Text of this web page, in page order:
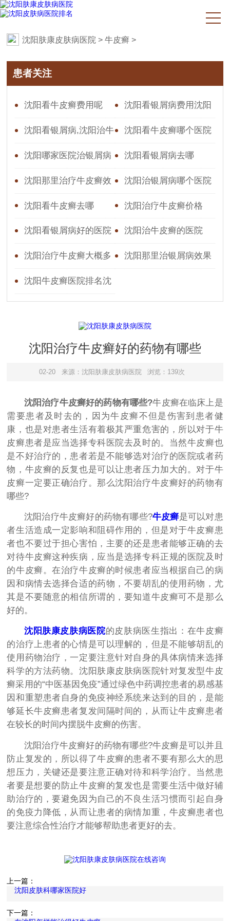
沈阳肤康皮肤病医院 >牛皮癣 >
患者关注
沈阳看牛皮癣费用呢 沈阳看银屑病费用沈阳
治牛皮癣的医院
沈阳看银屑病,沈阳治牛
皮癣好的皮肤科
沈阳看牛皮癣哪个医院
口碑好
沈阳哪家医院治银屑病
好沈阳银屑病医院那家好
沈阳看银屑病去哪
沈阳那里治疗牛皮癣效
果好沈阳那家皮肤科看牛
皮癣好
沈阳治银屑病哪个医院
好沈阳肤康皮肤病医院治
银屑病怎
沈阳看牛皮癣去哪 沈阳治疗牛皮癣价格
沈阳看银屑病好的医院 沈阳治牛皮癣的医院
沈阳治疗牛皮癣大概多
少钱沈阳哪家医院治疗银
屑病
沈阳那里治银屑病效果
好
沈阳牛皮癣医院排名沈
沈阳治疗牛皮癣好的药物有哪些
02-20 来源：沈阳肤康皮肤病医院 浏览：139次
沈阳治疗牛皮癣好的药物有哪些?牛皮癣在临床上是
需要患者及时去的，因为牛皮癣不但是伤害到患者健
康，也是对患者生活有着极其严重危害的，所以对于牛
皮癣患者是应当选择专科医院去及时的。当然牛皮癣也
是不好治疗的，患者若是不能够选对治疗的医院或者药
物，牛皮癣的反复也是可以让患者压力加大的。对于牛
皮癣一定要正确治疗。那么沈阳治疗牛皮癣好的药物有
哪些?
沈阳治疗牛皮癣好的药物有哪些?牛皮癣是可以对患
者生活造成一定影响和阻碍作用的，但是对于牛皮癣患
者也不要过于担心害怕，主要的还是患者能够正确的去
对待牛皮癣这种疾病，应当是选择专科正规的医院及时
的牛皮癣。在治疗牛皮癣的时候患者应当根据自己的病
因和病情去选择合适的药物，不要胡乱的使用药物，尤
其是不要随意的相信所谓的，要知道牛皮癣可不是那么
好的。
沈阳肤康皮肤病医院的皮肤病医生指出：在牛皮癣
的治疗上患者的心情是可以理解的，但是不能够胡乱的
使用药物治疗，一定要注意针对自身的具体病情来选择
科学的方法药物。沈阳肤康皮肤病医院针对复发型牛皮
癣采用的“中医基因免疫”通过绿色中药调控患者的易感基
因和重塑患者自身的免疫神经系统来达到的目的，是能
够延长牛皮癣患者复发间隔时间的，从而让牛皮癣患者
在较长的时间内摆脱牛皮癣的伤害。
沈阳治疗牛皮癣好的药物有哪些?牛皮癣是可以并且
防止复发的，所以得了牛皮癣的患者不要有那么大的思
想压力，关键还是要注意正确对待和科学治疗。当然患
者要是想要的防止牛皮癣的复发也是需要生活中做好辅
助治疗的，要避免因为自己的不良生活习惯而引起自身
的免疫力降低，从而让患者的病情加重，牛皮癣患者也
要注意综合性治疗才能够帮助患者更好的去。
上一篇：
沈阳皮肤科哪家医院好
下一篇：